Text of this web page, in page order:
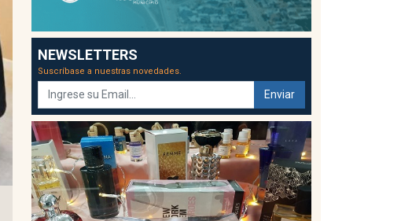
NEWSLETTERS
Suscríbase a nuestras novedades.
Enviar